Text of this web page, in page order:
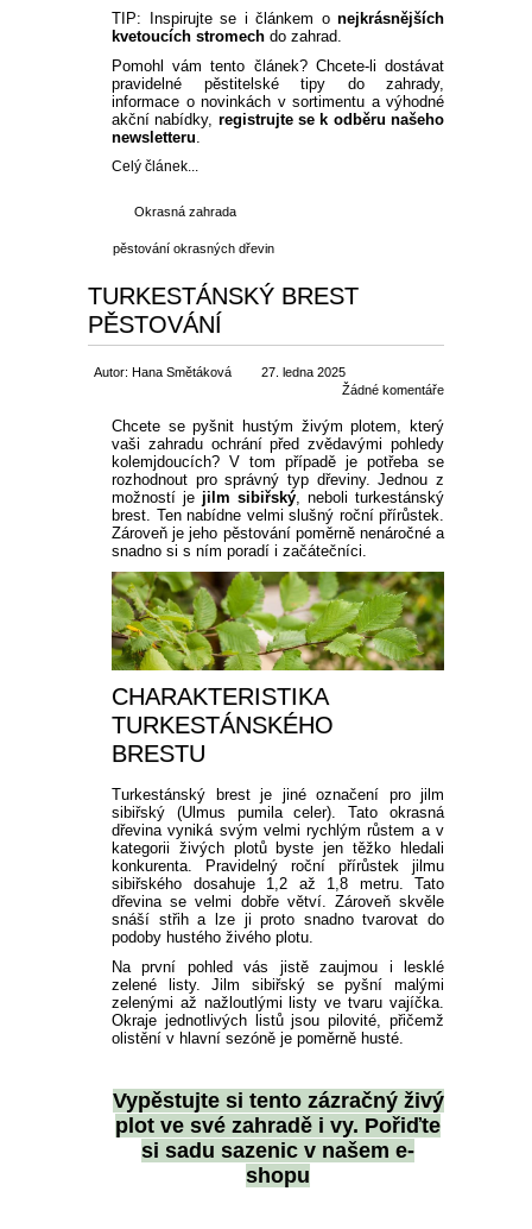
TIP: Inspirujte se i článkem o nejkrásnějších
kvetoucích stromech do zahrad.
Pomohl vám tento článek? Chcete-li dostávat
pravidelné pěstitelské tipy do zahrady,
informace o novinkách v sortimentu a výhodné
akční nabídky, registrujte se k odběru našeho
newsletteru.
Celý článek...
Okrasná zahrada
pěstování okrasných dřevin
TURKESTÁNSKÝ BREST
PĚSTOVÁNÍ
Autor: Hana Smětáková
27. ledna 2025
Žádné komentáře
Chcete se pyšnit hustým živým plotem, který
vaši zahradu ochrání před zvědavými pohledy
kolemjdoucích? V tom případě je potřeba se
rozhodnout pro správný typ dřeviny. Jednou z
možností je jilm sibiřský, neboli turkestánský
brest. Ten nabídne velmi slušný roční přírůstek.
Zároveň je jeho pěstování poměrně nenáročné a
snadno si s ním poradí i začátečníci.
CHARAKTERISTIKA
TURKESTÁNSKÉHO
BRESTU
Turkestánský brest je jiné označení pro jilm
sibiřský (Ulmus pumila celer). Tato okrasná
dřevina vyniká svým velmi rychlým růstem a v
kategorii živých plotů byste jen těžko hledali
konkurenta. Pravidelný roční přírůstek jilmu
sibiřského dosahuje 1,2 až 1,8 metru. Tato
dřevina se velmi dobře větví. Zároveň skvěle
snáší střih a lze ji proto snadno tvarovat do
podoby hustého živého plotu.
Na první pohled vás jistě zaujmou i lesklé
zelené listy. Jilm sibiřský se pyšní malými
zelenými až nažloutlými listy ve tvaru vajíčka.
Okraje jednotlivých listů jsou pilovité, přičemž
olistění v hlavní sezóně je poměrně husté.
Vypěstujte si tento zázračný živý
plot ve své zahradě i vy. Pořiďte
si sadu sazenic v našem e-
shopu